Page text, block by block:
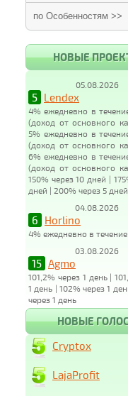
по Особенностям >>
НОВЫЕ
05.08.2026
5 Lendex
4% ежедневно в
(доход от основного
5% ежедневно в
(доход от основного
6% ежедневно в
(доход от основного
150% через 10 дней |
дней | 200% через 5 дней
04.08.2026
6 Horlino
4% ежедневно в течение
03.08.2026
15 Agmo
101,2% через 1 день |
1 день | 102% через 1
через 1 день
НОВЫЕ
Cryptox
LajaProfit